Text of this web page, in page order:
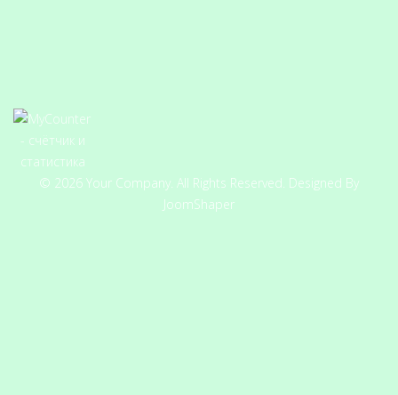
© 2026 Your Company. All Rights Reserved. Designed By
JoomShaper